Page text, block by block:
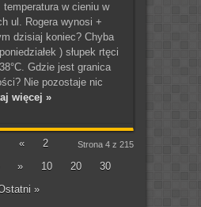
temperatura w cieniu w
ul. Rogera wynosi +
dzisiaj koniec? Chyba
) słupek rtęci
Gdzie jest granica
Nie pozostaje nic
więcej »
Strona 4 z 215
«
2
» 10 20
30
»